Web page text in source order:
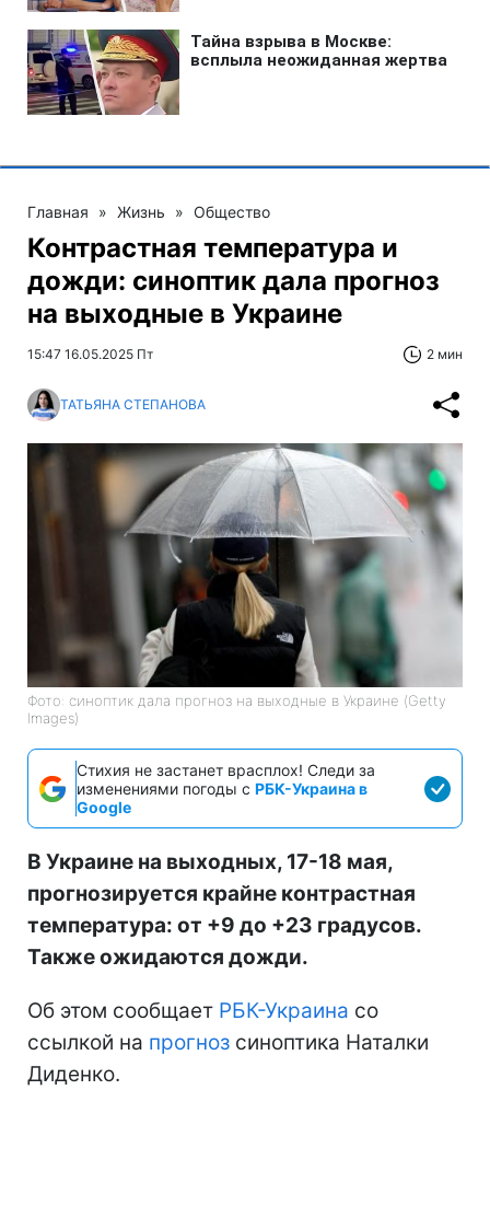
Главная » Жизнь » Общество
Контрастная температура и
дожди: синоптик дала прогноз
на выходные в Украине
15:47 16.05.2025 Пт 2 мин
ТАТЬЯНА СТЕПАНОВА
Фото: синоптик дала прогноз на выходные в Украине (Getty
Images)
Стихия не застанет врасплох! Следи за
изменениями погоды с РБК-Украина в
Google
В Украине на выходных, 17-18 мая,
прогнозируется крайне контрастная
температура: от +9 до +23 градусов.
Также ожидаются дожди.
Об этом сообщает РБК-Украина со
ссылкой на прогноз синоптика Наталки
Диденко.